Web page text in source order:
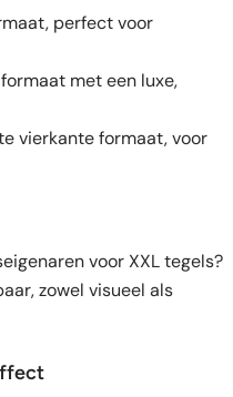
perfect voor
met een luxe,
vierkante formaat, voor
voor XXL tegels?
zowel visueel als